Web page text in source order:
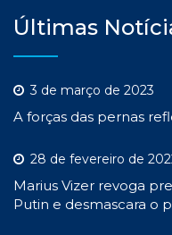
Últimas
3 de março de 2023
A forças das pernas
28 de fevereiro de
Marius Vizer revoga
Putin e desmascara o